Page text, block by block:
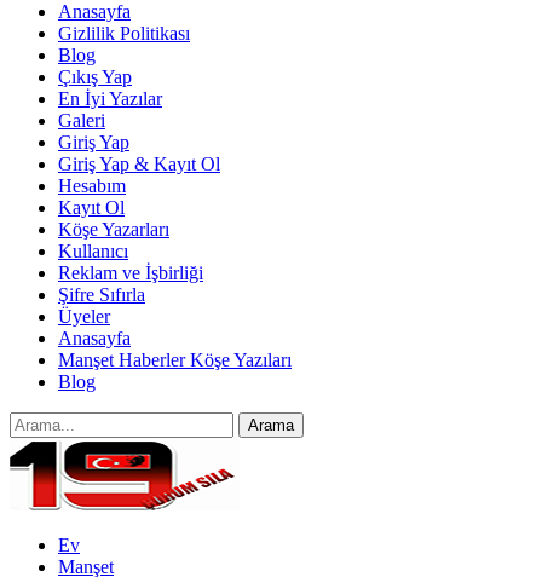
Anasayfa
Gizlilik Politikası
Blog
Çıkış Yap
En İyi Yazılar
Galeri
Giriş Yap
Giriş Yap & Kayıt Ol
Hesabım
Kayıt Ol
Köşe Yazarları
Kullanıcı
Reklam ve İşbirliği
Şifre Sıfırla
Üyeler
Anasayfa
Manşet Haberler Köşe Yazıları
Blog
Ev
Manşet